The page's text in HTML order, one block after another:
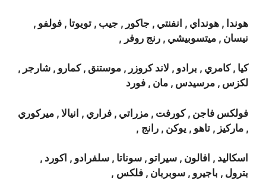
هوندا , هونداي , انفنتي , جاكور , جيب , تويوتا , فولفو ,
نيسان , ميتسوبيشي , رنج روفر ,
كيا , كامري , برادو , لاند كروزر , موستنق , كمارو , شارجر ,
لكزس , مرسيدس , مان , فورد
فولكس فاجن , كورفت , مزراتي , فراري , انيالا , ميركوري
, ماركيز , تاهو , يوكن , رانج ,
اسكاليد , افالون , سيراتو , سوناتا , سلفرادو , اكورد ,
بترول , باجيرو , سوبربان , فلكس ,